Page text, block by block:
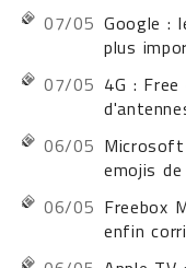
07/05 Google :
plus
07/05 4G :
06/05
emojis
06/05 Freebox
enfin